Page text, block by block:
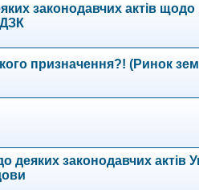
законодавчих актів
призначення?! (Ринок
деяких законодавчих актів